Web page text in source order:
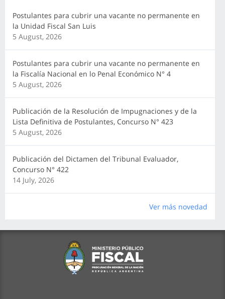
Postulantes para cubrir una vacante no permanente en
la Unidad Fiscal San Luis
5 August, 2026
Postulantes para cubrir una vacante no permanente en
la Fiscalía Nacional en lo Penal Económico N° 4
5 August, 2026
Publicación de la Resolución de Impugnaciones y de la
Lista Definitiva de Postulantes, Concurso N° 423
5 August, 2026
Publicación del Dictamen del Tribunal Evaluador,
Concurso N° 422
14 July, 2026
Ver más novedad